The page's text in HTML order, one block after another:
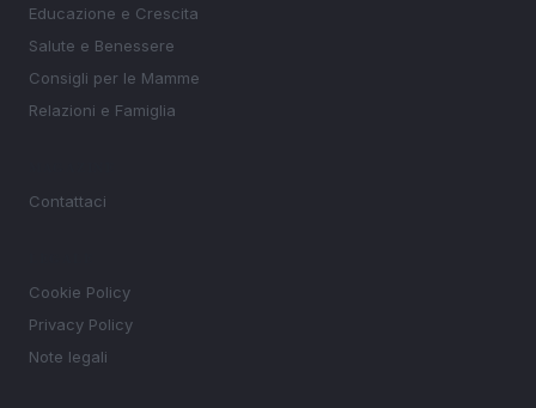
Educazione e Crescita
Salute e Benessere
Consigli per le Mamme
Relazioni e Famiglia
Contattaci
Cookie Policy
Privacy Policy
Note legali